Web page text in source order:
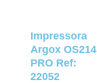
Impressora
Argox OS214
PRO Ref:
22052